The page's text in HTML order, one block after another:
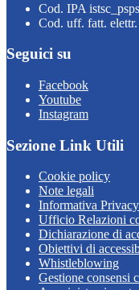
Cod. IPA
Cod. uff. fatt.
Seguici su
Facebook
Youtube
Instagram
Sezione Link Utili
Cookie policy
Note legali
Informativa Privacy
Ufficio Relazioni
Dichiarazione di
Obiettivi di
Whistleblowing
Gestione consensi